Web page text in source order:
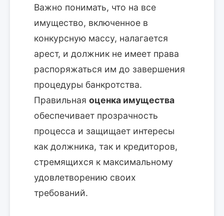
Важно понимать, что на все
имущество, включенное в
конкурсную массу, налагается
арест, и должник не имеет права
распоряжаться им до завершения
процедуры банкротства.
Правильная оценка имущества
обеспечивает прозрачность
процесса и защищает интересы
как должника, так и кредиторов,
стремящихся к максимальному
удовлетворению своих
требований.